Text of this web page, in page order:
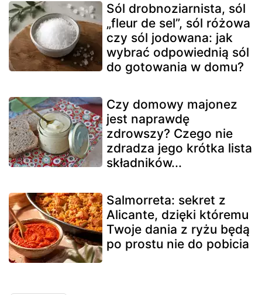
Sól drobnoziarnista, sól
„fleur de sel”, sól różowa
czy sól jodowana: jak
wybrać odpowiednią sól
do gotowania w domu?
Czy domowy majonez
jest naprawdę
zdrowszy? Czego nie
zdradza jego krótka lista
składników...
Salmorreta: sekret z
Alicante, dzięki któremu
Twoje dania z ryżu będą
po prostu nie do pobicia